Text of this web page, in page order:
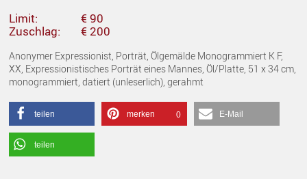
Limit:
€ 90
Zuschlag:
€ 200
Anonymer Expressionist, Porträt, Ölgemälde Monogrammiert K F,
XX, Expressionistisches Porträt eines Mannes, Öl/Platte, 51 x 34 cm,
monogrammiert, datiert (unleserlich), gerahmt
teilen merken 0 E-Mail
teilen